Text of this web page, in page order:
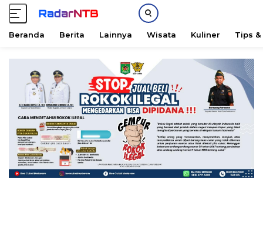
Beranda Berita Lainnya Wisata Kuliner Tips &